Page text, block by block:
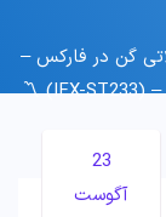
گن در فارکس –
23
آگوست